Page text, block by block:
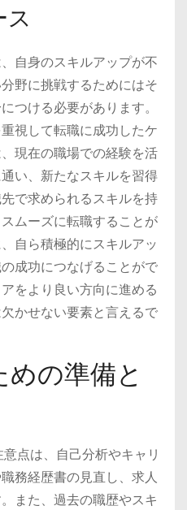
ス
自身のスキルアップが不
野に挑戦するためにはそ
つける必要があります。
視して転職に成功したケ
現在の職場での経験を活
い、新たなスキルを習得
で求められるスキルを持
ムーズに転職することが
自ら積極的にスキルアッ
成功につなげることがで
をより良い方向に進める
かせない要素と言えるで
の準備と
点は、自己分析やキャリ
務経歴書の見直し、求人
また、過去の職歴やスキ